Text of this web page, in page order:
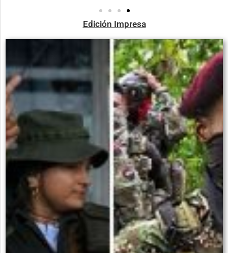
Edición Impresa